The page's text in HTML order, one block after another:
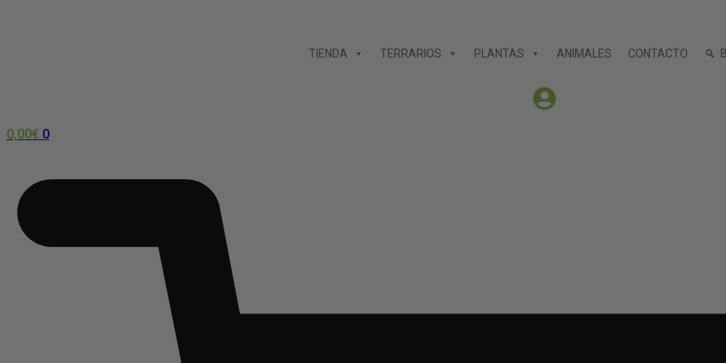
TIENDA TERRARIOS PLANTAS ANIMALES CONTACTO
0,00€ 0